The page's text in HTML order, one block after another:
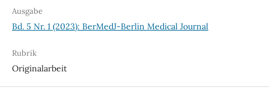
Ausgabe
Bd. 5 Nr. 1 (2023): BerMedJ-Berlin Medical Journal
Rubrik
Originalarbeit